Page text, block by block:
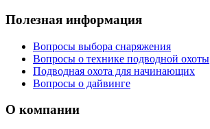
Полезная информация
Вопросы выбора снаряжения
Вопросы о технике подводной охоты
Подводная охота для начинающих
Вопросы о дайвинге
О компании